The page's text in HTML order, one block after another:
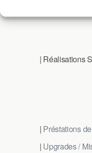
| Réalisations
| Préstations
| Upgrades /